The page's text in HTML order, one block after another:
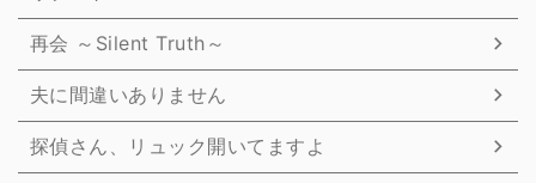
再会 ～Silent Truth～
夫に間違いありません
探偵さん、リュック開いてますよ